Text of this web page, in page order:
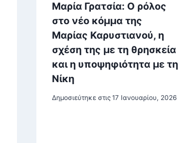
Μαρία Γρατσία: Ο ρόλος
στο νέο κόμμα της
Μαρίας Καρυστιανού, η
σχέση της με τη θρησκεία
και η υποψηφιότητα με τη
Νίκη
Δημοσιεύτηκε στις 17 Ιανουαρίου, 2026